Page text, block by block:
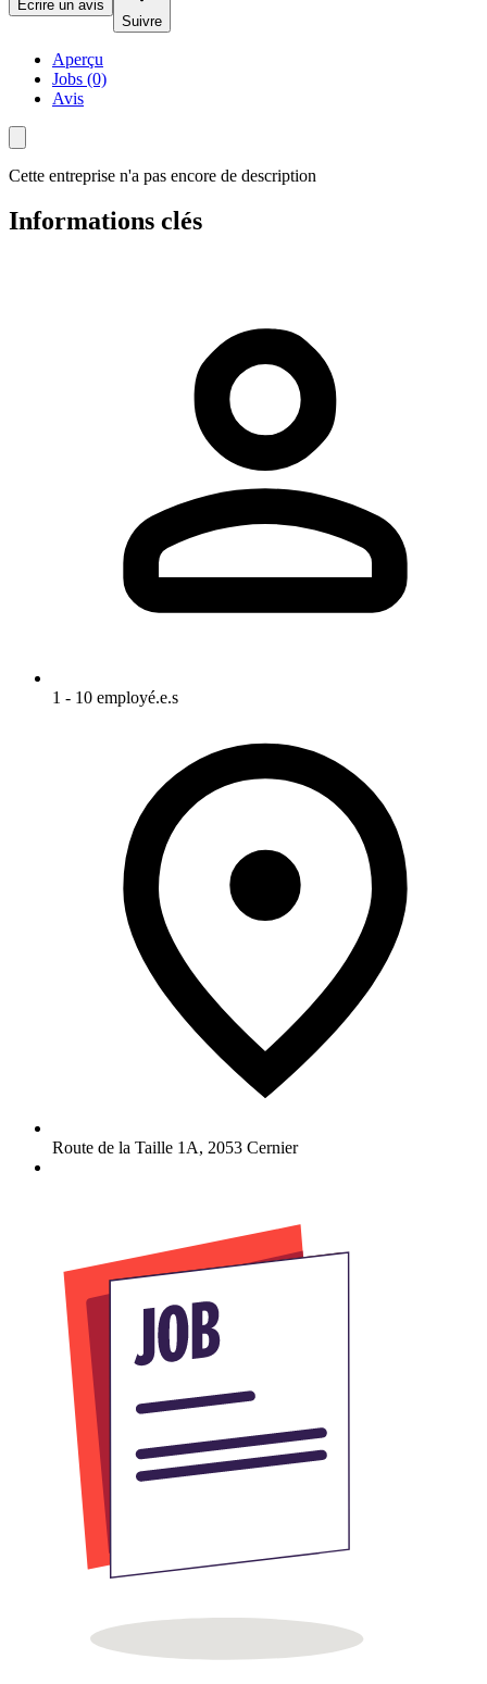
Écrire un avis
Suivre
Aperçu
Jobs (0)
Avis
Cette entreprise n'a pas encore de description
Informations clés
1 - 10 employé.e.s
Route de la Taille 1A, 2053 Cernier